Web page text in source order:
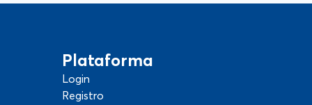
Plataforma
Login
Registro